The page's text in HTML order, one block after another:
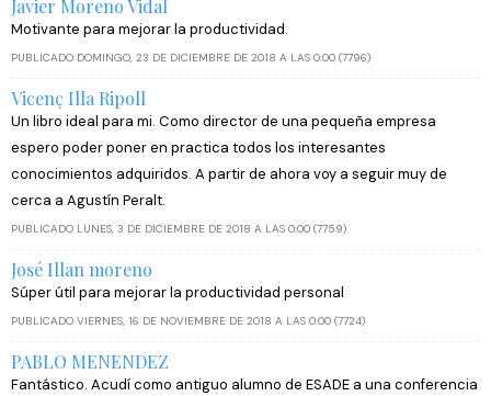
Javier Moreno Vidal
Motivante para mejorar la productividad.
PUBLICADO DOMINGO, 23 DE DICIEMBRE DE 2018 A LAS 0:00 (7796)
Vicenç Illa Ripoll
Un libro ideal para mi. Como director de una pequeña empresa
espero poder poner en practica todos los interesantes
conocimientos adquiridos. A partir de ahora voy a seguir muy de
cerca a Agustín Peralt.
PUBLICADO LUNES, 3 DE DICIEMBRE DE 2018 A LAS 0:00 (7759)
José Illan moreno
Súper útil para mejorar la productividad personal
PUBLICADO VIERNES, 16 DE NOVIEMBRE DE 2018 A LAS 0:00 (7724)
PABLO MENENDEZ
Fantástico. Acudí como antiguo alumno de ESADE a una conferencia